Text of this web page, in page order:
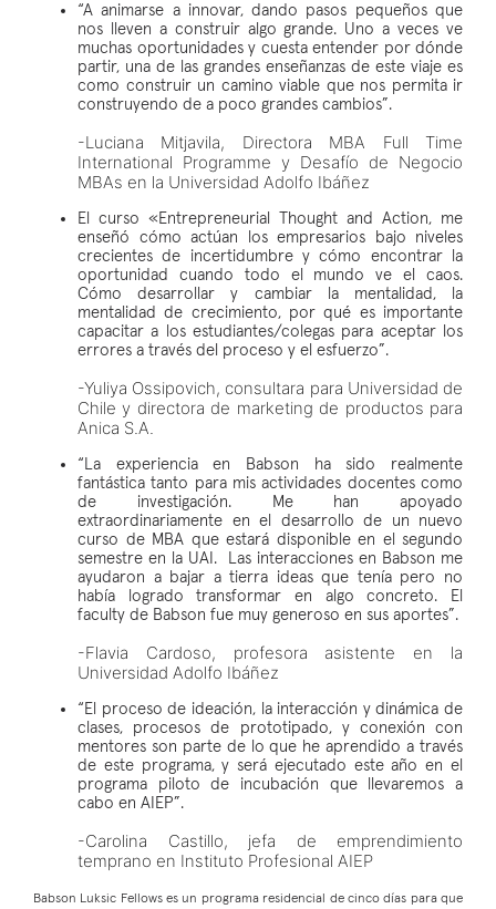
“A animarse a innovar, dando pasos pequeños que
nos lleven a construir algo grande. Uno a veces ve
muchas oportunidades y cuesta entender por dónde
partir, una de las grandes enseñanzas de este viaje es
como construir un camino viable que nos permita ir
construyendo de a poco grandes cambios”.
-Luciana Mitjavila, Directora MBA Full Time
International Programme y Desafío de Negocio
MBAs en la Universidad Adolfo Ibáñez
El curso «Entrepreneurial Thought and Action, me
enseñó cómo actúan los empresarios bajo niveles
crecientes de incertidumbre y cómo encontrar la
oportunidad cuando todo el mundo ve el caos.
Cómo desarrollar y cambiar la mentalidad, la
mentalidad de crecimiento, por qué es importante
capacitar a los estudiantes/colegas para aceptar los
errores a través del proceso y el esfuerzo”.
-Yuliya Ossipovich, consultara para Universidad de
Chile y directora de marketing de productos para
Anica S.A.
“La experiencia en Babson ha sido realmente
fantástica tanto para mis actividades docentes como
de investigación. Me han apoyado
extraordinariamente en el desarrollo de un nuevo
curso de MBA que estará disponible en el segundo
semestre en la UAI. Las interacciones en Babson me
ayudaron a bajar a tierra ideas que tenía pero no
había logrado transformar en algo concreto. El
faculty de Babson fue muy generoso en sus aportes”.
-Flavia Cardoso, profesora asistente en la
Universidad Adolfo Ibáñez
“El proceso de ideación, la interacción y dinámica de
clases, procesos de prototipado, y conexión con
mentores son parte de lo que he aprendido a través
de este programa, y será ejecutado este año en el
programa piloto de incubación que llevaremos a
cabo en AIEP”.
-Carolina Castillo, jefa de emprendimiento
temprano en Instituto Profesional AIEP
Babson Luksic Fellows es un programa residencial de cinco días para que